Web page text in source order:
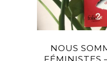
NOUS
FÉMINISTES